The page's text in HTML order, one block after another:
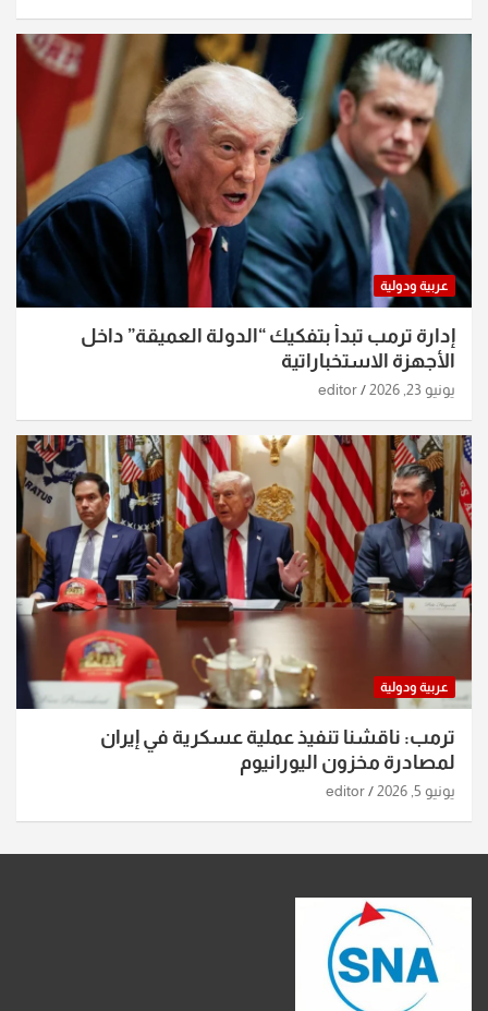
عربية ودولية
إدارة ترمب تبدأ بتفكيك “الدولة العميقة” داخل
الأجهزة الاستخباراتية
يونيو 23, 2026 editor
عربية ودولية
ترمب: ناقشنا تنفيذ عملية عسكرية في إيران
لمصادرة مخزون اليورانيوم
يونيو 5, 2026 editor